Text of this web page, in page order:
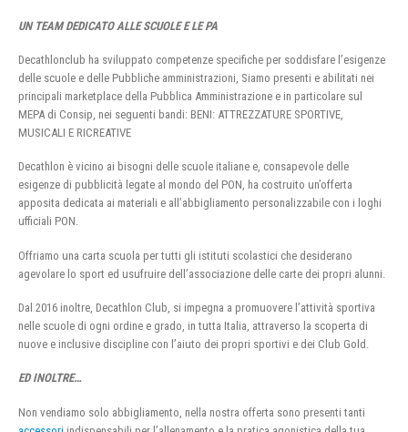
UN TEAM DEDICATO ALLE SCUOLE E LE PA
Decathlonclub ha sviluppato competenze specifiche per soddisfare l’esigenze
delle scuole e delle Pubbliche amministrazioni, Siamo presenti e abilitati nei
principali marketplace della Pubblica Amministrazione e in particolare sul
MEPA di Consip, nei seguenti bandi: BENI: ATTREZZATURE SPORTIVE,
MUSICALI E RICREATIVE
Decathlon è vicino ai bisogni delle scuole italiane e, consapevole delle
esigenze di pubblicità legate al mondo del PON, ha costruito un’offerta
apposita dedicata ai materiali e all’abbigliamento personalizzabile con i loghi
ufficiali PON.
Offriamo una carta scuola per tutti gli istituti scolastici che desiderano
agevolare lo sport ed usufruire dell’associazione delle carte dei propri alunni.
Dal 2016 inoltre, Decathlon Club, si impegna a promuovere l’attività sportiva
nelle scuole di ogni ordine e grado, in tutta Italia, attraverso la scoperta di
nuove e inclusive discipline con l’aiuto dei propri sportivi e dei Club Gold.
ED INOLTRE…
Non vendiamo solo abbigliamento, nella nostra offerta sono presenti tanti